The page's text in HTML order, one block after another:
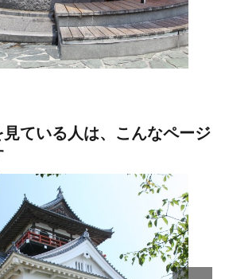
ている人は、こんなページ